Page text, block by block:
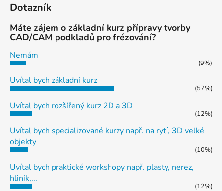
Dotazník
Máte zájem o základní kurz přípravy tvorby
CAD/CAM podkladů pro frézování?
Nemám
(9%)
Uvítal bych základní kurz
(57%)
Uvítal bych rozšířený kurz 2D a 3D
(12%)
Uvítal bych specializované kurzy např. na rytí, 3D velké
objekty
(10%)
Uvítal bych praktické workshopy např. plasty, nerez,
hliník,...
(12%)